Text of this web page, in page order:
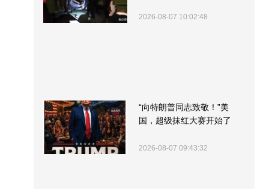
2026-08-07 10:02:48
“向特朗普同志致敬！”美
国，超级抹红大赛开始了
2026-08-07 09:43:32